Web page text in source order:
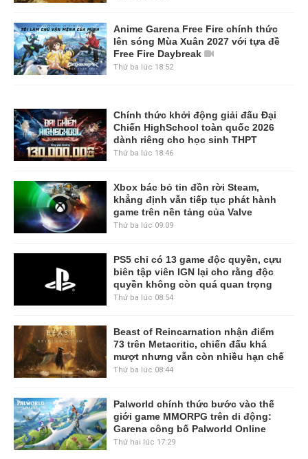
Anime Garena Free Fire chính thức
lên sóng Mùa Xuân 2027 với tựa đề
Free Fire Daybreak
Thứ ba lúc 18:52
Chính thức khởi động giải đấu Đại
Chiến HighSchool toàn quốc 2026
dành riêng cho học sinh THPT
Thứ ba lúc 18:46
Xbox bác bỏ tin đồn rời Steam,
khẳng định vẫn tiếp tục phát hành
game trên nền tảng của Valve
Thứ ba lúc 09:09
PS5 chỉ có 13 game độc quyền, cựu
biên tập viên IGN lại cho rằng độc
quyền không còn quá quan trọng
Thứ ba lúc 08:54
Beast of Reincarnation nhận điểm
73 trên Metacritic, chiến đấu khá
mượt nhưng vẫn còn nhiều hạn chế
Thứ ba lúc 08:44
Palworld chính thức bước vào thế
giới game MMORPG trên di động:
Garena công bố Palworld Online
Thứ hai lúc 17:29